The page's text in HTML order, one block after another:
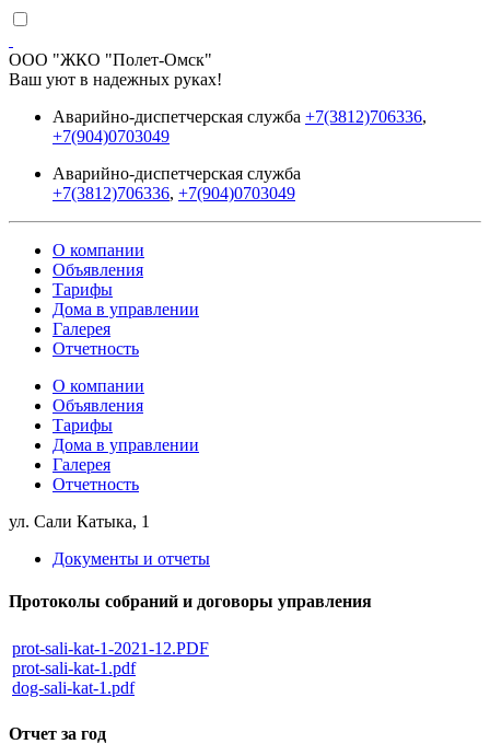
ООО "ЖКО "Полет-Омск"
Ваш уют в надежных руках!
Аварийно-диспетчерская служба +7(3812)706336,
+7(904)0703049
Аварийно-диспетчерская служба
+7(3812)706336, +7(904)0703049
О компании
Объявления
Тарифы
Дома в управлении
Галерея
Отчетность
О компании
Объявления
Тарифы
Дома в управлении
Галерея
Отчетность
ул. Сали Катыка, 1
Документы и отчеты
Протоколы собраний и договоры управления
prot-sali-kat-1-2021-12.PDF
prot-sali-kat-1.pdf
dog-sali-kat-1.pdf
Отчет за год